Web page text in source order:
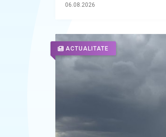
06.08.2026
ACTUALITATE